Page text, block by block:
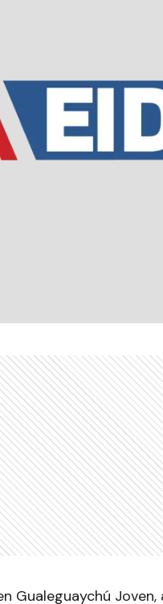
Gualeguaychú Joven,